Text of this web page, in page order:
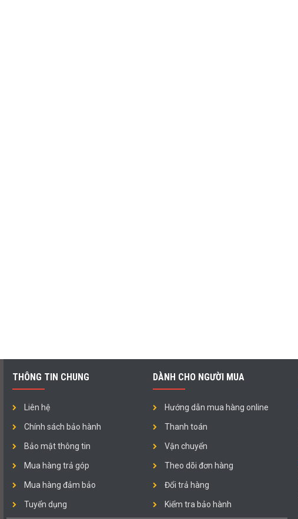
THÔNG TIN CHUNG
Liên hệ
Chính sách bảo hành
Bảo mật thông tin
Mua hàng trả góp
Mua hàng đảm bảo
Tuyển dụng
DÀNH CHO NGƯỜI MUA
Hướng dẫn mua hàng online
Thanh toán
Vận chuyển
Theo dõi đơn hàng
Đổi trả hàng
Kiểm tra bảo hành